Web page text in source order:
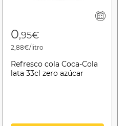
0,95€
2,88€/litro
Refresco cola Coca-Cola
lata 33cl zero azúcar